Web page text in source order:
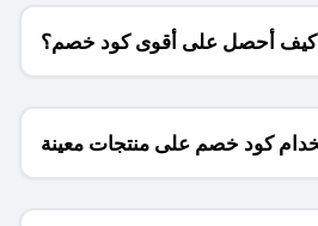
كيف أحصل على أقوى كود خصم؟
كود خصم على منتجات معينة
فقط؟